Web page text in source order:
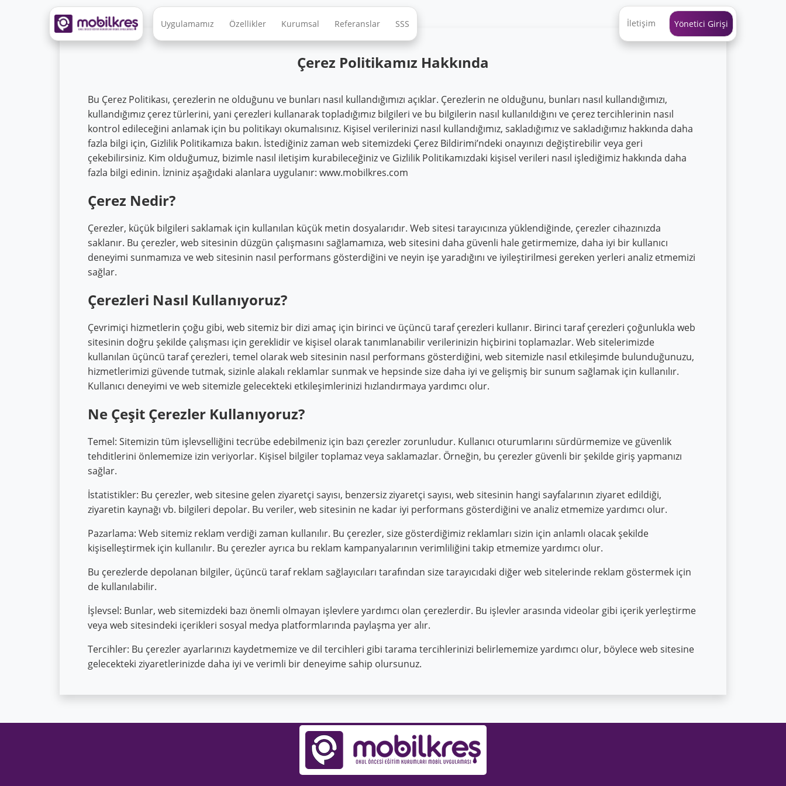
Uygulamamız Özellikler Kurumsal Referanslar SSS İletişim Yönetici Girişi
Çerez Politikamız Hakkında
Bu Çerez Politikası, çerezlerin ne olduğunu ve bunları nasıl kullandığımızı açıklar. Çerezlerin ne olduğunu, bunları nasıl kullandığımızı,
kullandığımız çerez türlerini, yani çerezleri kullanarak topladığımız bilgileri ve bu bilgilerin nasıl kullanıldığını ve çerez tercihlerinin nasıl
kontrol edileceğini anlamak için bu politikayı okumalısınız. Kişisel verilerinizi nasıl kullandığımız, sakladığımız ve sakladığımız hakkında daha
fazla bilgi için, Gizlilik Politikamıza bakın. İstediğiniz zaman web sitemizdeki Çerez Bildirimi’ndeki onayınızı değiştirebilir veya geri
çekebilirsiniz. Kim olduğumuz, bizimle nasıl iletişim kurabileceğiniz ve Gizlilik Politikamızdaki kişisel verileri nasıl işlediğimiz hakkında daha
fazla bilgi edinin. İzniniz aşağıdaki alanlara uygulanır: www.mobilkres.com
Çerez Nedir?
Çerezler, küçük bilgileri saklamak için kullanılan küçük metin dosyalarıdır. Web sitesi tarayıcınıza yüklendiğinde, çerezler cihazınızda
saklanır. Bu çerezler, web sitesinin düzgün çalışmasını sağlamamıza, web sitesini daha güvenli hale getirmemize, daha iyi bir kullanıcı
deneyimi sunmamıza ve web sitesinin nasıl performans gösterdiğini ve neyin işe yaradığını ve iyileştirilmesi gereken yerleri analiz etmemizi
sağlar.
Çerezleri Nasıl Kullanıyoruz?
Çevrimiçi hizmetlerin çoğu gibi, web sitemiz bir dizi amaç için birinci ve üçüncü taraf çerezleri kullanır. Birinci taraf çerezleri çoğunlukla web
sitesinin doğru şekilde çalışması için gereklidir ve kişisel olarak tanımlanabilir verilerinizin hiçbirini toplamazlar. Web sitelerimizde
kullanılan üçüncü taraf çerezleri, temel olarak web sitesinin nasıl performans gösterdiğini, web sitemizle nasıl etkileşimde bulunduğunuzu,
hizmetlerimizi güvende tutmak, sizinle alakalı reklamlar sunmak ve hepsinde size daha iyi ve gelişmiş bir sunum sağlamak için kullanılır.
Kullanıcı deneyimi ve web sitemizle gelecekteki etkileşimlerinizi hızlandırmaya yardımcı olur.
Ne Çeşit Çerezler Kullanıyoruz?
Temel: Sitemizin tüm işlevselliğini tecrübe edebilmeniz için bazı çerezler zorunludur. Kullanıcı oturumlarını sürdürmemize ve güvenlik
tehditlerini önlememize izin veriyorlar. Kişisel bilgiler toplamaz veya saklamazlar. Örneğin, bu çerezler güvenli bir şekilde giriş yapmanızı
sağlar.
İstatistikler: Bu çerezler, web sitesine gelen ziyaretçi sayısı, benzersiz ziyaretçi sayısı, web sitesinin hangi sayfalarının ziyaret edildiği,
ziyaretin kaynağı vb. bilgileri depolar. Bu veriler, web sitesinin ne kadar iyi performans gösterdiğini ve analiz etmemize yardımcı olur.
Pazarlama: Web sitemiz reklam verdiği zaman kullanılır. Bu çerezler, size gösterdiğimiz reklamları sizin için anlamlı olacak şekilde
kişiselleştirmek için kullanılır. Bu çerezler ayrıca bu reklam kampanyalarının verimliliğini takip etmemize yardımcı olur.
Bu çerezlerde depolanan bilgiler, üçüncü taraf reklam sağlayıcıları tarafından size tarayıcıdaki diğer web sitelerinde reklam göstermek için
de kullanılabilir.
İşlevsel: Bunlar, web sitemizdeki bazı önemli olmayan işlevlere yardımcı olan çerezlerdir. Bu işlevler arasında videolar gibi içerik yerleştirme
veya web sitesindeki içerikleri sosyal medya platformlarında paylaşma yer alır.
Tercihler: Bu çerezler ayarlarınızı kaydetmemize ve dil tercihleri ​​gibi tarama tercihlerinizi belirlememize yardımcı olur, böylece web sitesine
gelecekteki ziyaretlerinizde daha iyi ve verimli bir deneyime sahip olursunuz.